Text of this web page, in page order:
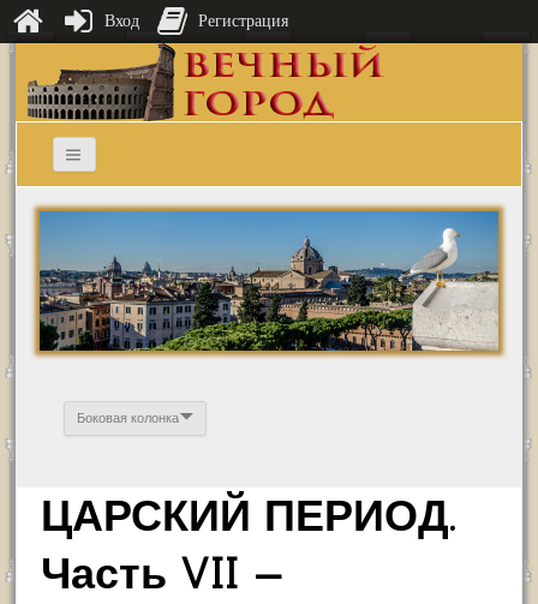
Боковая колонка
ЦАРСКИЙ ПЕРИОД.
Часть VII —
Вход Регистрация